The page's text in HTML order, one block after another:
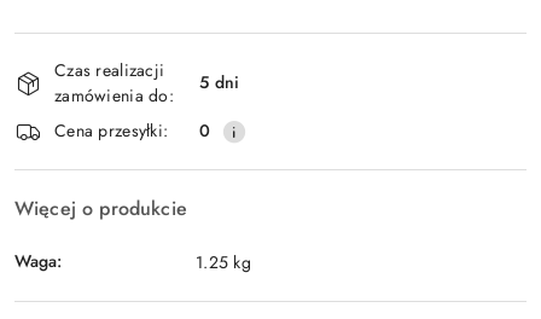
Dostępność
i
dostawa
Czas realizacji
zamówienia do:
5 dni
Cena przesyłki:
0
Więcej o produkcie
Waga: 1.25 kg